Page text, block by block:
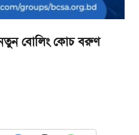
নতুন বোলিং কোচ বরুণ